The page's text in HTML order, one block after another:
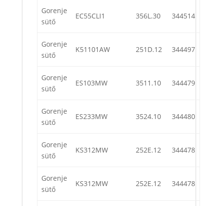
Gorenje
sütő
EC55CLI1 356L.30 344514
Gorenje
sütő
K51101AW 251D.12 344497
Gorenje
sütő
ES103MW 3511.10 344479
Gorenje
sütő
ES233MW 3524.10 344480
Gorenje
sütő
KS312MW 252E.12 344478
Gorenje
sütő
KS312MW 252E.12 344478